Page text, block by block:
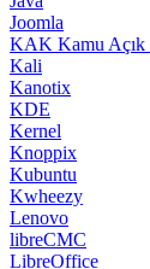
Joomla
KAK Kamu Açık
Kali
Kanotix
KDE
Kernel
Knoppix
Kubuntu
Kwheezy
Lenovo
libreCMC
LibreOffice